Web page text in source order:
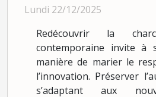
Lundi 22/12/2025
Redécouvrir la
contemporaine invite à
manière de marier le
l’innovation. Préserver
s’adaptant aux